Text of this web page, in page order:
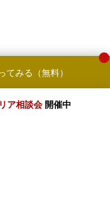
てみる（無料）
ア相談会 開催中